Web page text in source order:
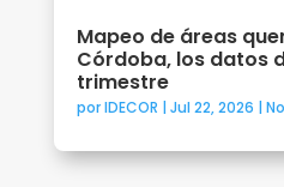
Mapeo de áreas
Córdoba, los datos
trimestre
porIDECOR | Jul 22, 2026 |